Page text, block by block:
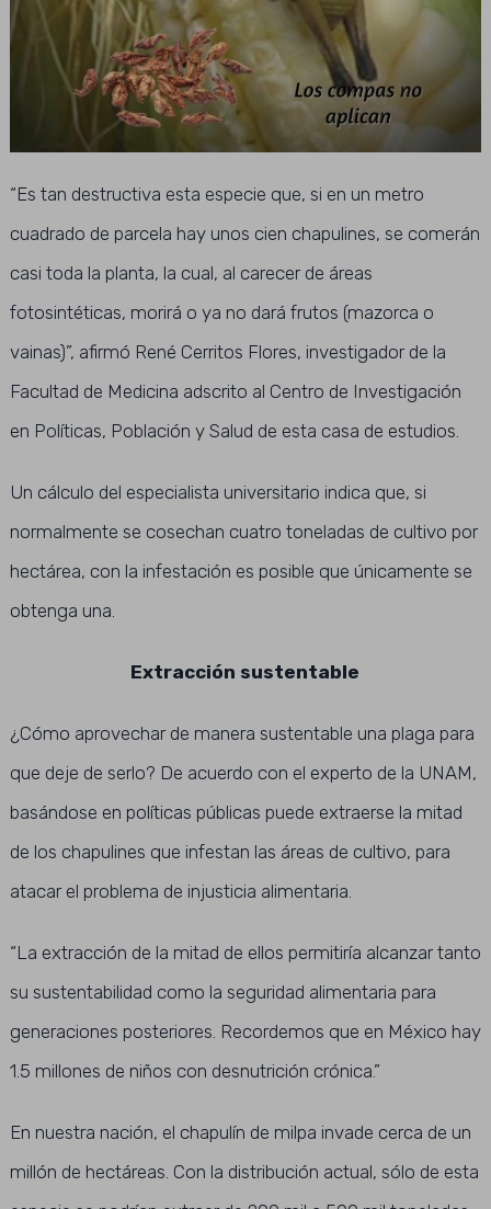
“Es tan destructiva esta especie que, si en un metro
cuadrado de parcela hay unos cien chapulines, se comerán
casi toda la planta, la cual, al carecer de áreas
fotosintéticas, morirá o ya no dará frutos (mazorca o
vainas)”, afirmó René Cerritos Flores, investigador de la
Facultad de Medicina adscrito al Centro de Investigación
en Políticas, Población y Salud de esta casa de estudios.
Un cálculo del especialista universitario indica que, si
normalmente se cosechan cuatro toneladas de cultivo por
hectárea, con la infestación es posible que únicamente se
obtenga una.
Extracción sustentable
¿Cómo aprovechar de manera sustentable una plaga para
que deje de serlo? De acuerdo con el experto de la UNAM,
basándose en políticas públicas puede extraerse la mitad
de los chapulines que infestan las áreas de cultivo, para
atacar el problema de injusticia alimentaria.
“La extracción de la mitad de ellos permitiría alcanzar tanto
su sustentabilidad como la seguridad alimentaria para
generaciones posteriores. Recordemos que en México hay
1.5 millones de niños con desnutrición crónica.”
En nuestra nación, el chapulín de milpa invade cerca de un
millón de hectáreas. Con la distribución actual, sólo de esta